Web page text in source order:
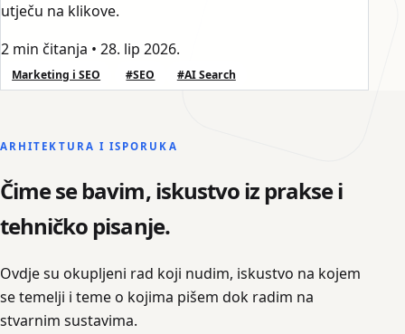
utječu na klikove.
2 min čitanja • 28. lip 2026.
Marketing i SEO #SEO #AI Search
ARHITEKTURA I ISPORUKA
Čime se bavim, iskustvo iz prakse i
tehničko pisanje.
Ovdje su okupljeni rad koji nudim, iskustvo na kojem
se temelji i teme o kojima pišem dok radim na
stvarnim sustavima.